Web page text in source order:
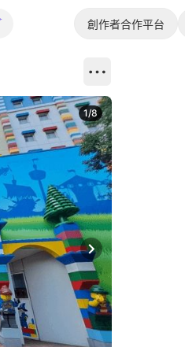
創作者合作平台
Next slide
1/8